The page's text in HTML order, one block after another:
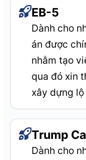
EB-5
Dành cho
án được
nhằm tạo
qua đó xin
xây dựng
Trump
Dành cho